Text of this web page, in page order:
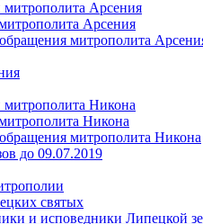
Арсения
Арсения
митрополита
Никона
Никона
митрополита Никона
до 09.07.2019
святых
и исповедники Липецкой